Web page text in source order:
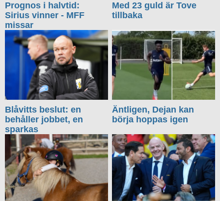
Prognos i halvtid:
Sirius vinner - MFF
missar
Med 23 guld är Tove
tillbaka
Blåvitts beslut: en
behåller jobbet, en
sparkas
Äntligen, Dejan kan
börja hoppas igen